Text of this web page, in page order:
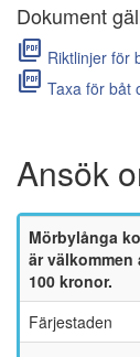
Dokument
picture_as_pdf Riktlinjer för
picture_as_pdf Taxa för båt
Ansök
Mörbylånga
är
100 kronor.
Färjestaden